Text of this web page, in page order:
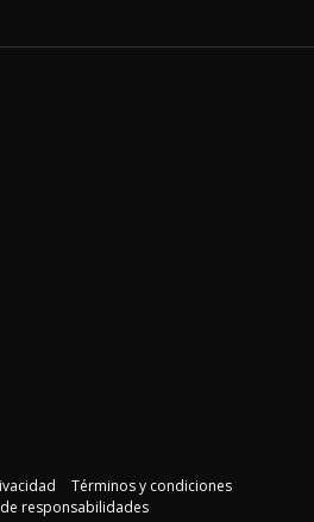
Términos y condiciones
de responsabilidades